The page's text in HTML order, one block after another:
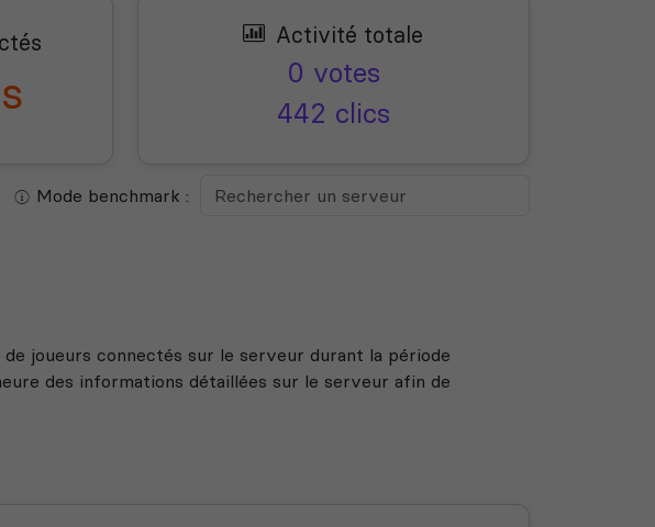
Activité totale
0 votes
442 clics
Mode benchmark :
joueurs connectés sur le serveur durant la période
des informations détaillées sur le serveur afin de